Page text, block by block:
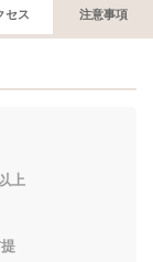
セス 注意事項
上